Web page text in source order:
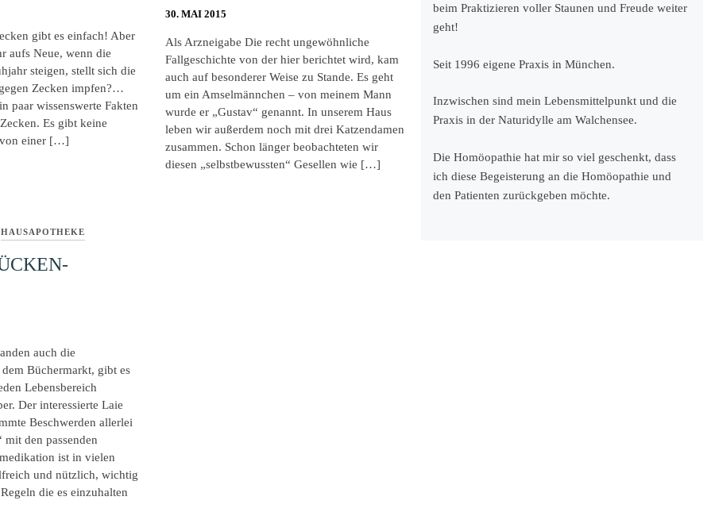
gibt es einfach! Aber
aufs Neue, wenn die
steigen, stellt sich die
Zecken impfen?…
paar wissenswerte Fakten
Es gibt keine
einer […]
30. MAI 2015
Als Arzneigabe Die recht ungewöhnliche
Fallgeschichte von der hier berichtet wird, kam
auch auf besonderer Weise zu Stande. Es geht
um ein Amselmännchen – von meinem Mann
wurde er „Gustav“ genannt. In unserem Haus
leben wir außerdem noch mit drei Katzendamen
zusammen. Schon länger beobachteten wir
diesen „selbstbewussten“ Gesellen wie […]
HAUSAPOTHEKE
auch die
Büchermarkt, gibt es
Lebensbereich
Der interessierte Laie
Beschwerden allerlei
mit den passenden
ist in vielen
und nützlich, wichtig
die es einzuhalten
beim Praktizieren voller Staunen und Freude weiter
geht!
Seit 1996 eigene Praxis in München.
Inzwischen sind mein Lebensmittelpunkt und die
Praxis in der Naturidylle am Walchensee.
Die Homöopathie hat mir so viel geschenkt, dass
ich diese Begeisterung an die Homöopathie und
den Patienten zurückgeben möchte.